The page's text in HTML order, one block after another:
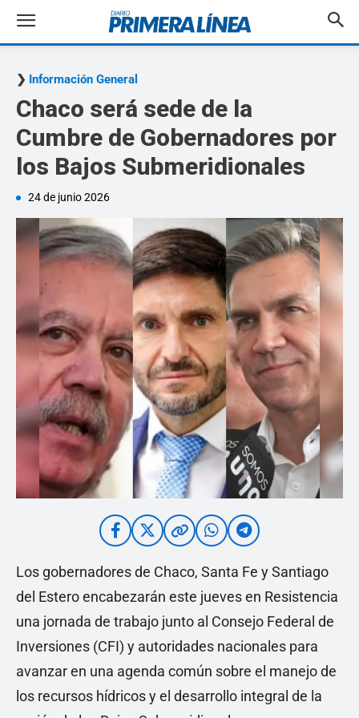
Información General
Chaco será sede de la
Cumbre de Gobernadores por
los Bajos Submeridionales
24 de junio 2026
Los gobernadores de Chaco, Santa Fe y Santiago
del Estero encabezarán este jueves en Resistencia
una jornada de trabajo junto al Consejo Federal de
Inversiones (CFI) y autoridades nacionales para
avanzar en una agenda común sobre el manejo de
los recursos hídricos y el desarrollo integral de la